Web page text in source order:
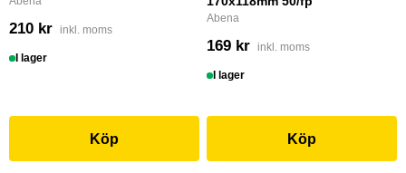
210 kr inkl. moms
I lager
Köp
Abena
169 kr inkl. moms
I lager
Köp